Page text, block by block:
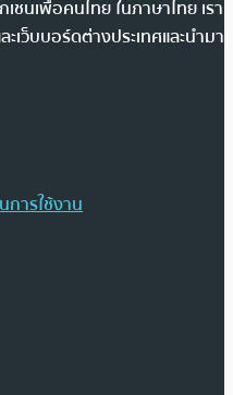
ชนเพื่อคนไทย ในภาษาไทย เรา
เว็บบอร์ดต่างประเทศและนำมา
การใช้งาน